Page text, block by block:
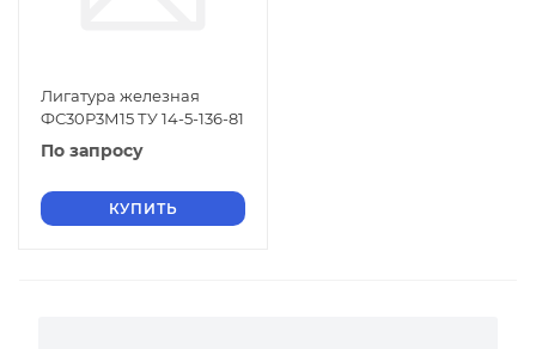
Лигатура железная
ФС30Р3М15 ТУ 14-5-136-81
По запросу
КУПИТЬ